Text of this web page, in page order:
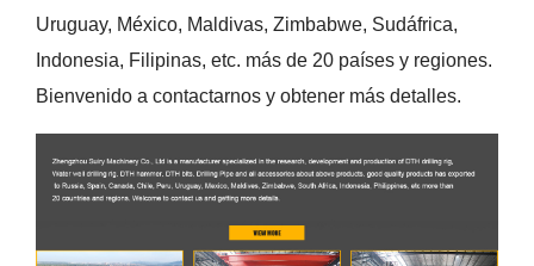
Uruguay, México, Maldivas, Zimbabwe, Sudáfrica,
Indonesia, Filipinas, etc. más de 20 países y regiones.
Bienvenido a contactarnos y obtener más detalles.